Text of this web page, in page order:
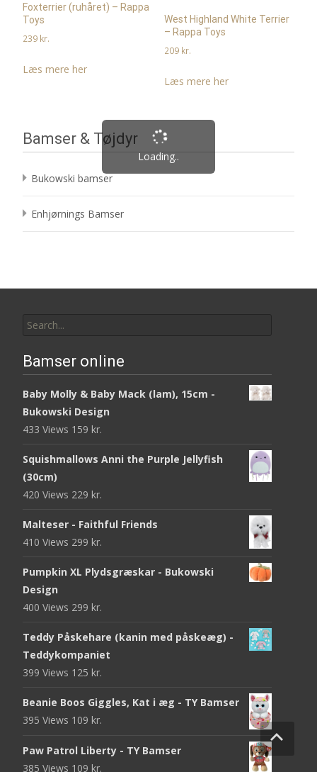
Foxterrier (ruhåret) – Rappa
Toys
239 kr.
Læs mere her
West Highland White Terrier
– Rappa Toys
209 kr.
Læs mere her
Loading..
Bamser & Tøjdyr
Bukowski bamser
Enhjørnings Bamser
for:
Bamser online
Baby Molly & Baby Mack (lam), 15cm -
Bukowski Design
433 Views 159 kr.
Squishmallows Anni the Purple Jellyfish
(30cm)
420 Views 229 kr.
Malteser - Faithful Friends
410 Views 299 kr.
Pumpkin XL Plydsgræskar - Bukowski
Design
400 Views 299 kr.
Teddy Påskehare (kanin med påskeæg) -
Teddykompaniet
399 Views 125 kr.
Beanie Boos Giggles, Kat i æg - TY Bamser
395 Views 109 kr.
Paw Patrol Liberty - TY Bamser
385 Views 109 kr.